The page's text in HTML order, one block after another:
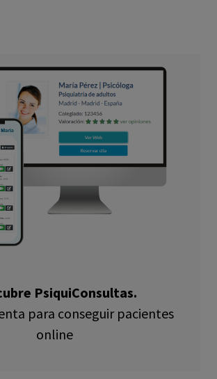
PsiquiConsultas.
para conseguir pacientes
online